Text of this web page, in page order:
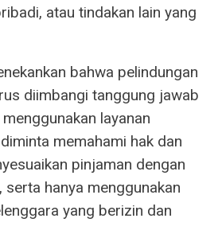
atau tindakan lain yang
bahwa pelindungan
diimbangi tanggung jawab
layanan
memahami hak dan
pinjaman dengan
serta hanya menggunakan
yang berizin dan